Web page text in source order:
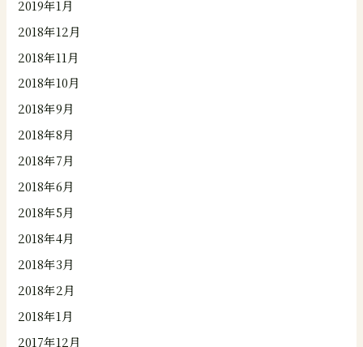
2019年1月
2018年12月
2018年11月
2018年10月
2018年9月
2018年8月
2018年7月
2018年6月
2018年5月
2018年4月
2018年3月
2018年2月
2018年1月
2017年12月